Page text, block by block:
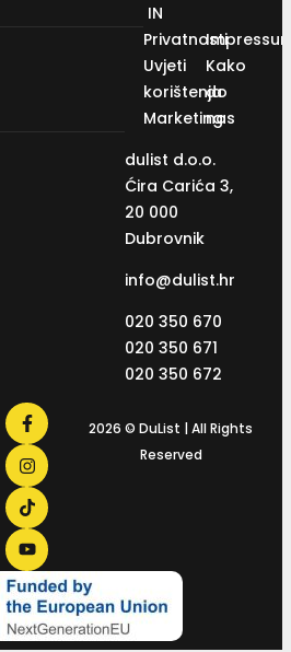
IN
Privatnosti
Uvjeti
korištenja
Marketing
Kako
do
nas
dulist d.o.o.
Ćira Carića 3,
20 000
Dubrovnik
info@dulist.hr
020 350 670
020 350 671
020 350 672
2026 © DuList | All Rights
Reserved